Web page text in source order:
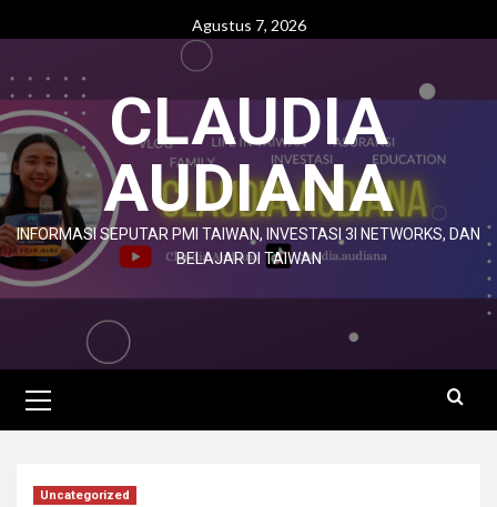
Agustus 7, 2026
CLAUDIA
AUDIANA
INFORMASI SEPUTAR PMI TAIWAN, INVESTASI 3I NETWORKS, DAN
BELAJAR DI TAIWAN
Uncategorized